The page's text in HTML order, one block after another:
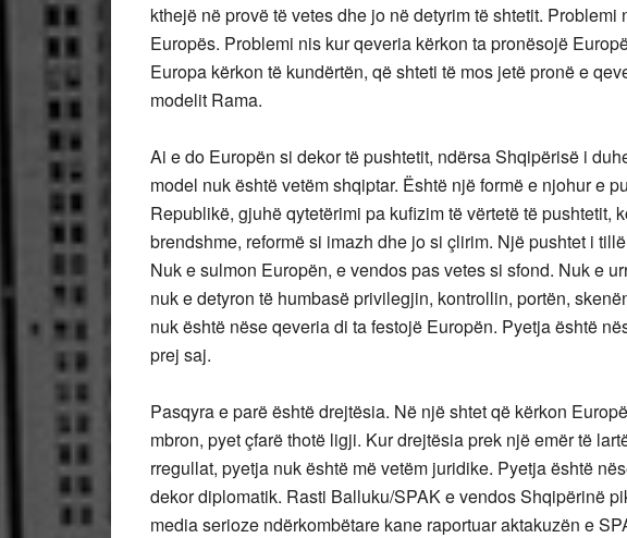
kthejë në provë të vetes dhe jo në detyrim të shtetit.
Europës. Problemi nis kur qeveria kërkon ta pronësojë
Europa kërkon të kundërtën, që shteti të mos jetë pronë e
modelit Rama.
Ai e do Europën si dekor të pushtetit, ndërsa Shqipërisë i
model nuk është vetëm shqiptar. Është një formë e njohur e
Republikë, gjuhë qytetërimi pa kufizim të vërtetë të pushtetit,
brendshme, reformë si imazh dhe jo si çlirim. Një pushtet i
Nuk e sulmon Europën, e vendos pas vetes si sfond. Nuk e
nuk e detyron të humbasë privilegjin, kontrollin, portën,
nuk është nëse qeveria di ta festojë Europën. Pyetja është
prej saj.
Pasqyra e parë është drejtësia. Në një shtet që kërkon
mbron, pyet çfarë thotë ligji. Kur drejtësia prek një emër të
rregullat, pyetja nuk është më vetëm juridike. Pyetja është
dekor diplomatik. Rasti Balluku/SPAK e vendos Shqipërinë
media serioze ndërkombëtare kane raportuar aktakuzën e